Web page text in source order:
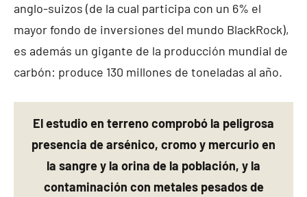
anglo-suizos (de la cual participa con un 6% el
mayor fondo de inversiones del mundo BlackRock),
es además un gigante de la producción mundial de
carbón: produce 130 millones de toneladas al año.
El estudio en terreno comprobó la peligrosa
presencia de arsénico, cromo y mercurio en
la sangre y la orina de la población, y la
contaminación con metales pesados de